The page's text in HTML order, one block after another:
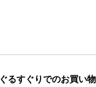
ぐるすぐりでのお買い